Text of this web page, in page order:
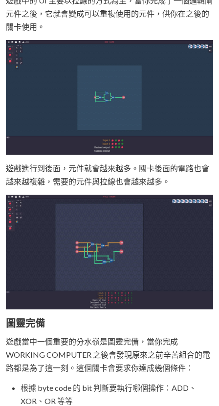
元件之後，它就會變成可以重複使用的元件，供你在之後的
關卡使用。
遊戲進行到後面，元件就會越來越多。關卡後面的電路也會
越來越複雜，需要的元件與拉線也會越來越多。
圖靈完備
遊戲當中一個重要的分水嶺是圖靈完備，當你完成
WORKING COMPUTER 之後會發現原來之前辛苦組合的電
路都是為了這一刻。這個關卡會要求你達成幾個條件：
根據 byte code 的 bit 判斷要執行哪個操作：ADD、
XOR、OR 等等